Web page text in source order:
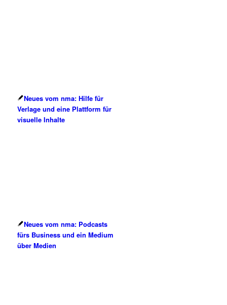
Neues vom nma: Hilfe für
Verlage und eine Plattform für
visuelle Inhalte
Neues vom nma: Podcasts
fürs Business und ein Medium
über Medien